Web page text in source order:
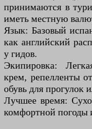
принимаются в
иметь местную
Язык: Базовый
как английский
у гидов.
Экипировка:
крем, репелленты
обувь для прогулок
Лучшее время:
комфортной погоды